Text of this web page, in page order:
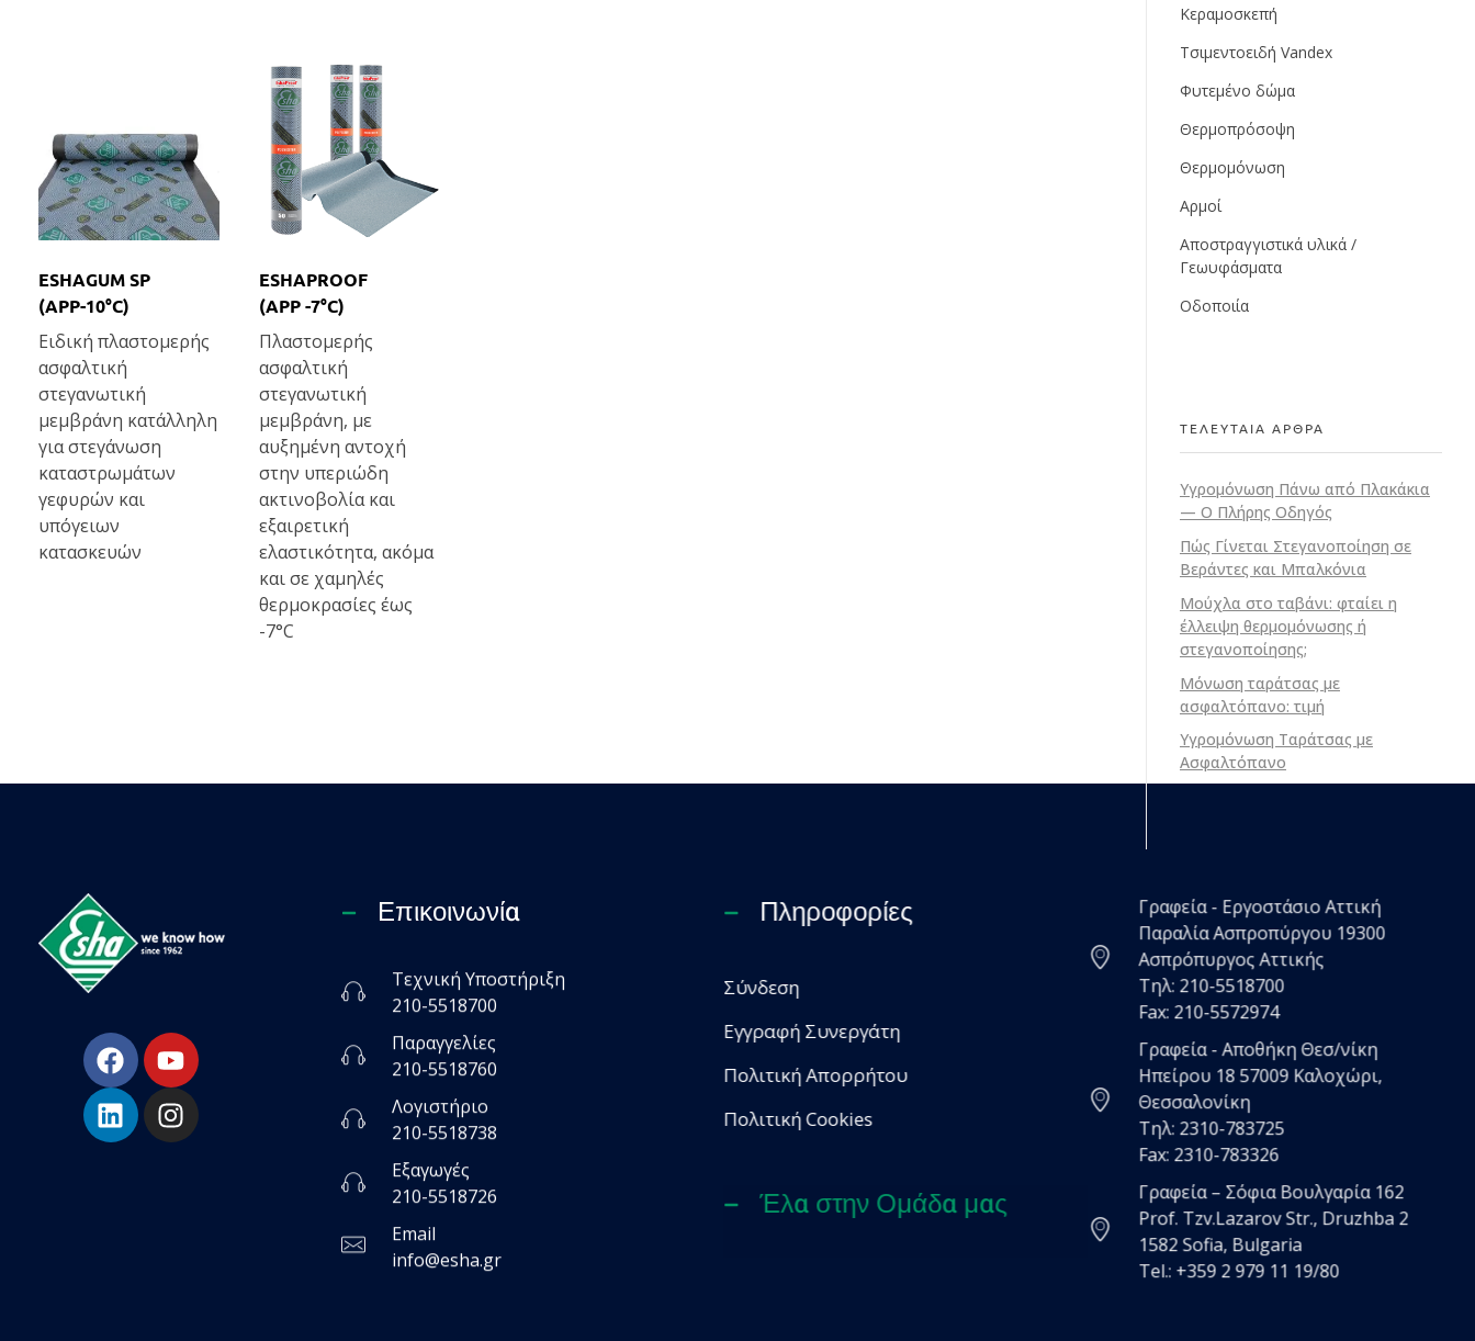
ESHAGUM SP
(APP-10°C)
Ειδική πλαστομερής
ασφαλτική
στεγανωτική
μεμβράνη κατάλληλη
για στεγάνωση
καταστρωμάτων
γεφυρών και
υπόγειων
κατασκευών
ESHAPROOF
(APP -7°C)
Πλαστομερής
ασφαλτική
στεγανωτική
μεμβράνη, με
αυξημένη αντοχή
στην υπεριώδη
ακτινοβολία και
εξαιρετική
ελαστικότητα, ακόμα
και σε χαμηλές
θερμοκρασίες έως
-7°C
Κεραμοσκεπή
Τσιμεντοειδή Vandex
Φυτεμένο δώμα
Θερμοπρόσοψη
Θερμομόνωση
Αρμοί
Αποστραγγιστικά υλικά /
Γεωυφάσματα
Οδοποιία
ΤΕΛΕΥΤΑΙΑ ΑΡΘΡΑ
Υγρομόνωση Πάνω από Πλακάκια
— Ο Πλήρης Οδηγός
Πώς Γίνεται Στεγανοποίηση σε
Βεράντες και Μπαλκόνια
Μούχλα στο ταβάνι: φταίει η
έλλειψη θερμομόνωσης ή
στεγανοποίησης;
Μόνωση ταράτσας με
ασφαλτόπανο: τιμή
Υγρομόνωση Ταράτσας με
Ασφαλτόπανο
Επικοινωνία
Τεχνική Υποστήριξη
210-5518700
Παραγγελίες
210-5518760
Λογιστήριο
210-5518738
Εξαγωγές
210-5518726
Email
info@esha.gr
Πληροφορίες
Σύνδεση
Εγγραφή Συνεργάτη
Πολιτική Απορρήτου
Πολιτική Cookies
Έλα στην Ομάδα μας
Γραφεία - Εργοστάσιο Αττική
Παραλία Ασπροπύργου 19300
Ασπρόπυργος Αττικής
Τηλ: 210-5518700
Fax: 210-5572974
Γραφεία - Αποθήκη Θεσ/νίκη
Ηπείρου 18 57009 Καλοχώρι,
Θεσσαλονίκη
Τηλ: 2310-783725
Fax: 2310-783326
Γραφεία – Σόφια Βουλγαρία 162
Prof. Tzv.Lazarov Str., Druzhba 2
1582 Sofia, Bulgaria
Tel.: +359 2 979 11 19/80